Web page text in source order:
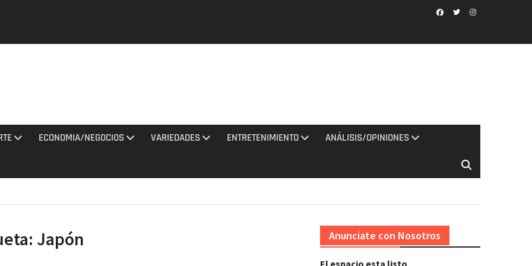
al
2026
ECONOMIA/NEGOCIOS VARIEDADES ENTRETENIMIENTO ANÁLISIS/OPINIONES
Japón Anunciate con Nosotros
El espacio esta listo